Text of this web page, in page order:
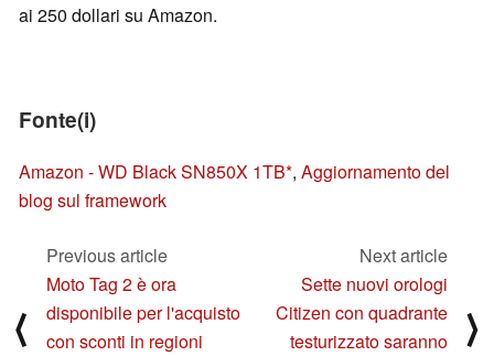
ai 250 dollari su Amazon.
Fonte(i)
Amazon - WD Black SN850X 1TB , Aggiornamento del
blog sul framework
⟨
Previous article
Moto Tag 2 è ora
disponibile per l'acquisto
con sconti in regioni
Next article
Sette nuovi orologi
Citizen con quadrante
testurizzato saranno
⟩